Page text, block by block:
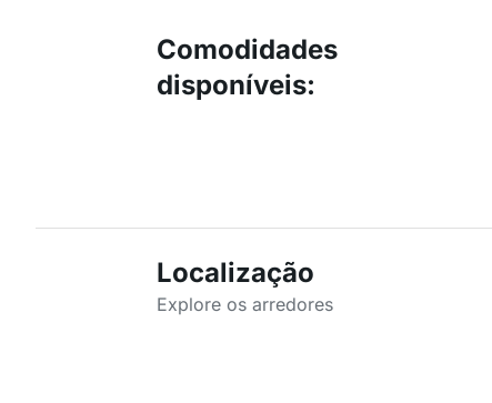
Comodidades
disponíveis:
Localização
Explore os arredores